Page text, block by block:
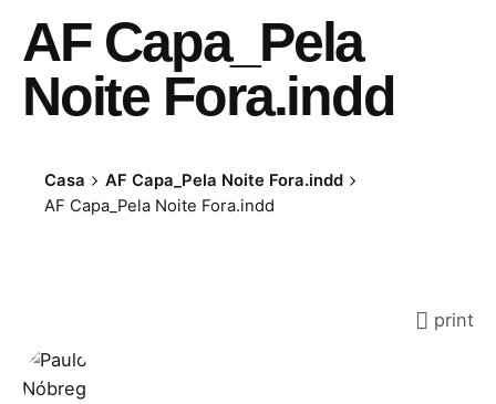
AF Capa_Pela
Noite Fora.indd
Casa
AF Capa_Pela Noite Fora.indd
AF Capa_Pela Noite Fora.indd
print